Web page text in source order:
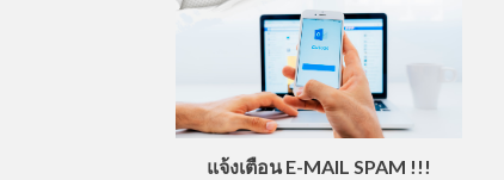
แจ้งเตือน E-MAIL SPAM !!!